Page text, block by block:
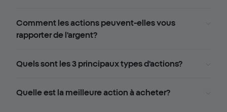
Comment les actions peuvent-elles vous
rapporter de l'argent?
Quels sont les 3 principaux types d'actions?
Quelle est la meilleure action à acheter?